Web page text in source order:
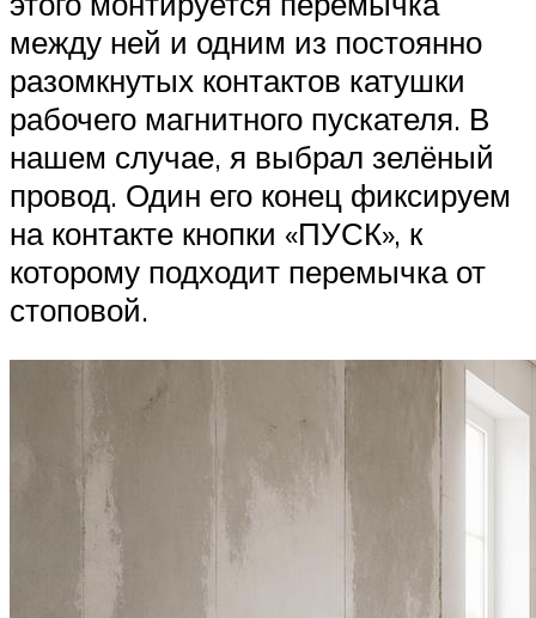
между ней и одним из постоянно
разомкнутых контактов катушки
рабочего магнитного пускателя. В
нашем случае, я выбрал зелёный
провод. Один его конец фиксируем
на контакте кнопки «ПУСК», к
которому подходит перемычка от
стоповой.